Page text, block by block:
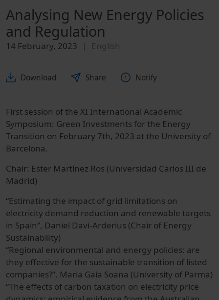
Analysing New Energy Policies
and Regulation
14 February, 2023 English
Download Share Notify
First session of the XI International Academic
Symposium: Green Investments for the Energy
Transition on February 7th, 2023 at the University of
Barcelona.
Chair: Ester Martínez Ros (Universidad Carlos III de
Madrid)
“Estimating the impact of grid limitations on
electricity demand reduction and renewable targets
in Spain”, Daniel Davi-Arderius (Chair of Energy
Sustainability)
“Regional environmental and energy policies: are
they effective for the sustainable transition of listed
companies?”, Maria Gaia Soana (University of Parma)
“The effects of carbon taxation on electricity price